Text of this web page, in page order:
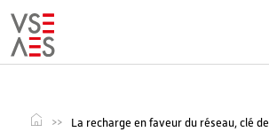
principal
La recharge en faveur du réseau, clé de